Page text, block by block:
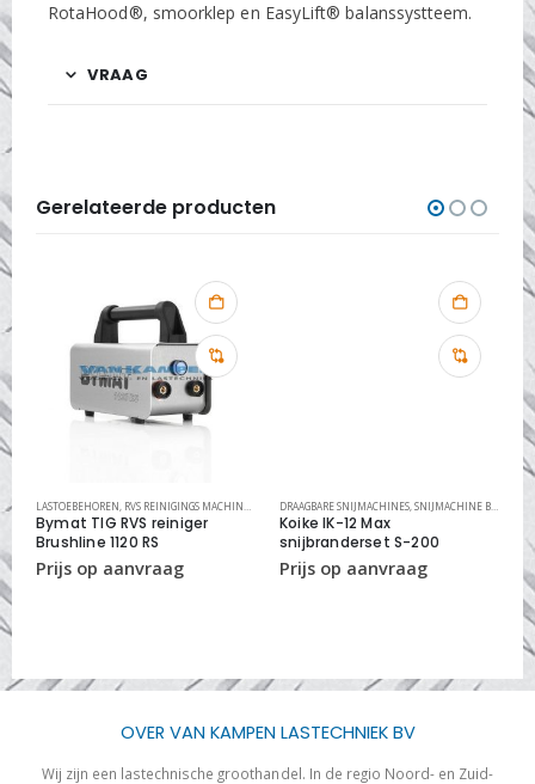
RotaHood®, smoorklep en EasyLift® balanssystteem.
VRAAG
Gerelateerde producten
LASTOEBEHOREN, RVS REINIGINGS MACHINES RVS REINIGINGS SYSTEMEN
Bymat TIG RVS reiniger
Brushline 1120 RS
DRAAGBARE SNIJMACHINES,SNIJMACHINE BRANDERSETS
Koike IK-12 Max
snijbranderset S-200
OVER VAN KAMPEN LASTECHNIEK BV
Wij zijn een lastechnische groothandel. In de regio Noord- en Zuid-